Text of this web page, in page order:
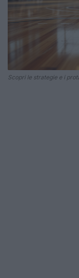
Scopri le strategie e i